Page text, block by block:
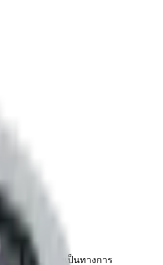
รางผ่อนอย่างเป็นทางการ